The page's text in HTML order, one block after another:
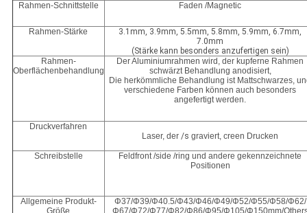
Rahmen-Schnittstelle Faden /Magnetic
Rahmen-Stärke
3.1mm, 3.9mm, 5.5mm, 5.8mm, 5.9mm, 6.7mm,
7.0mm
(Stärke kann besonders anzufertigen sein)
Rahmen-
Oberflächenbehandlung
Der Aluminiumrahmen wird, der kupferne Rahmen
schwärzt Behandlung anodisiert,
Die herkömmliche Behandlung ist Mattschwarzes,
verschiedene Farben können auch besonders
angefertigt werden.
Druckverfahren
Laser, der /sgraviert, creen Drucken
Schreibstelle
Feldfront /side /ring und andere gekennzeichnete
Positionen
Allgemeine Produkt-
Φ37/Φ39/Φ40.5/Φ43/Φ46/Φ49/Φ52/Φ55/Φ58/Φ62/